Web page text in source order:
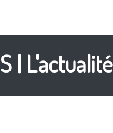
| L'actualité